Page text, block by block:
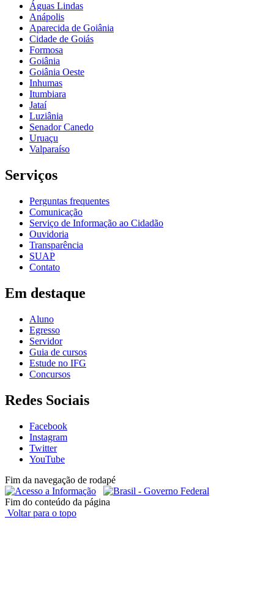
Águas Lindas
Anápolis
Aparecida de Goiânia
Cidade de Goiás
Formosa
Goiânia
Goiânia Oeste
Inhumas
Itumbiara
Jataí
Luziânia
Senador Canedo
Uruaçu
Valparaíso
Serviços
Perguntas frequentes
Comunicação
Serviço de Informação ao Cidadão
Ouvidoria
Transparência
SUAP
Contato
Em destaque
Aluno
Egresso
Servidor
Guia de cursos
Estude no IFG
Concursos
Redes Sociais
Facebook
Instagram
Twitter
YouTube
Fim da navegação de rodapé
Fim do conteúdo da página
Voltar para o topo